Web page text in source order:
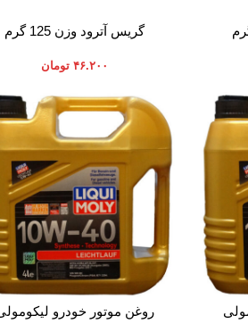
افزودن به سبد خرید
گریس آترود وزن 125 گرم
۴۶.۲۰۰ تومان
افزودن به سبد خرید
روغن موتور خودرو